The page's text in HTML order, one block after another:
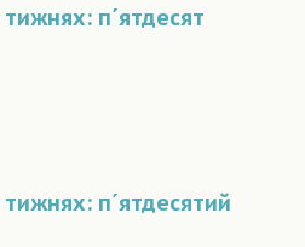
п´ятдесят
п´ятдесятий